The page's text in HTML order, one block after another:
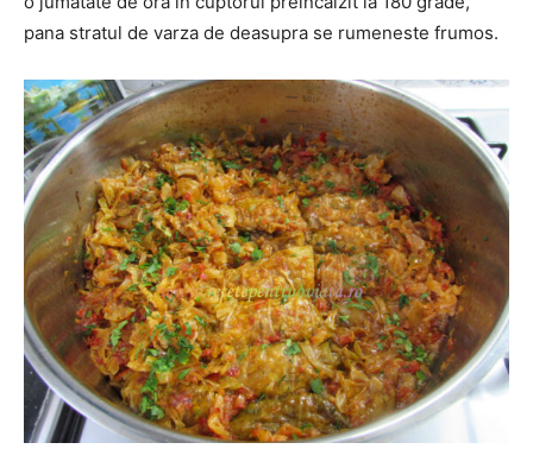
pana stratul de varza de deasupra se rumeneste frumos.